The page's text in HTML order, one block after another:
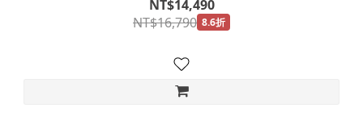
NT$14,490
NT$16,790 8.6折